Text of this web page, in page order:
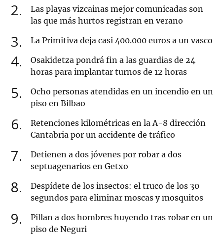
2
Las playas vizcainas mejor comunicadas son
las que más hurtos registran en verano
3 La Primitiva deja casi 400.000 euros a un vasco
4
Osakidetza pondrá fin a las guardias de 24
horas para implantar turnos de 12 horas
5
Ocho personas atendidas en un incendio en un
piso en Bilbao
6
Retenciones kilométricas en la A-8 dirección
Cantabria por un accidente de tráfico
7
Detienen a dos jóvenes por robar a dos
septuagenarios en Getxo
8
Despídete de los insectos: el truco de los 30
segundos para eliminar moscas y mosquitos
9
Pillan a dos hombres huyendo tras robar en un
piso de Neguri